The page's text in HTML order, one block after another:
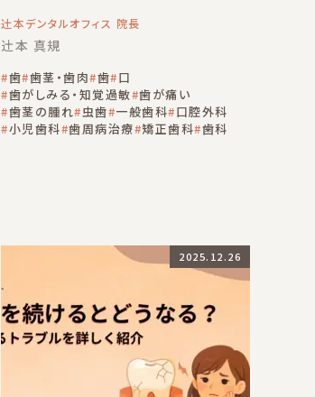
治療を徹底解説
辻󠄀本デンタルオフィス 院長
辻󠄀本 真規
歯 歯茎・歯肉 歯 口
歯がしみる・知覚過敏 歯が痛い
歯茎の腫れ 虫歯 一般歯科 口腔外科
小児歯科 歯周病治療 矯正歯科 歯科
2025.12.26